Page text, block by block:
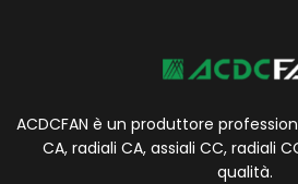
ACDCFAN è un produttore
CA, radiali CA, assiali CC, radiali
qualità.